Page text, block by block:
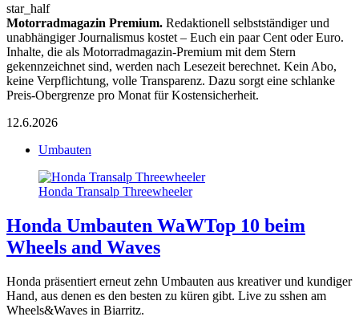
star_half
Motorradmagazin Premium. Redaktionell selbstständiger und
unabhängiger Journalismus kostet – Euch ein paar Cent oder Euro.
Inhalte, die als Motorradmagazin-Premium mit dem Stern
gekennzeichnet sind, werden nach Lesezeit berechnet. Kein Abo,
keine Verpflichtung, volle Transparenz. Dazu sorgt eine schlanke
Preis-Obergrenze pro Monat für Kostensicherheit.
12.6.2026
Umbauten
Honda Transalp Threewheeler
Honda Umbauten WaWTop 10 beim
Wheels and Waves
Honda präsentiert erneut zehn Umbauten aus kreativer und kundiger
Hand, aus denen es den besten zu küren gibt. Live zu sshen am
Wheels&Waves in Biarritz.